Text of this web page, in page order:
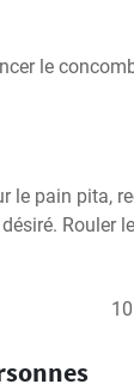
le
le pain pita,
Rouler